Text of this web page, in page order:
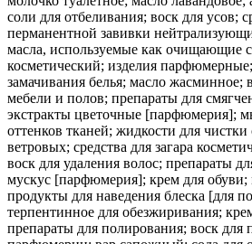
соли для отбеливания; воск для усов;
перманентной завивки
масла, используемые как очищающие
косметический; изделия
замачивания белья; масло жасминное;
мебели и полов; препараты для
экстракты цветочные [парфюмерия];
оттенков тканей; жидкости для чистки
ветровых; средства для загара
воск для удаления волос; препараты
мускус [парфюмерия]; крем для обуви;
продукты для наведения блеска [для
терпентинное для обезжиривания;
препараты для полирования; воск для